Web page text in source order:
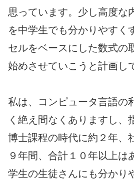
思っています。少し高度な
を中学生でも分かりやすく
セルをベースにした数式の
始めさせていこうと計画し
私は、コンピュータ言語の
く絶え間なくありますし、
博士課程の時代に約２年、
９年間、合計１０年以上は
学生の生徒さんにも分かり